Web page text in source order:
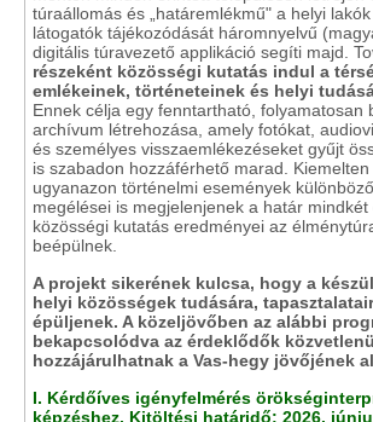
túraállomás és „határemlékmű" a helyi
látogatók tájékozódását háromnyelvű
digitális túravezető applikáció segíti majd.
részeként közösségi kutatás indul a
emlékeinek, történeteinek és helyi
Ennek célja egy fenntartható, folyamatosan
archívum létrehozása, amely fotókat,
és személyes visszaemlékezéseket gyűjt
is szabadon hozzáférhető marad.
ugyanazon történelmi események
megélései is megjelenjenek a határ mindkét
közösségi kutatás eredményei az
beépülnek.
A projekt sikerének kulcsa, hogy a
helyi közösségek tudására,
épüljenek. A közeljövőben az alábbi
bekapcsolódva az érdeklődők
hozzájárulhatnak a Vas-hegy jövőjének
I. Kérdőíves igényfelmérés
képzéshez. Kitöltési határidő: 2026.